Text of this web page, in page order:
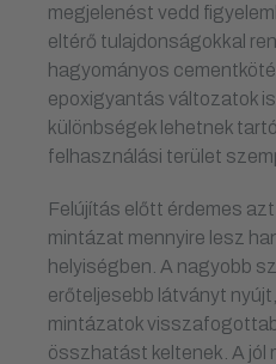
megjelenést vedd
eltérő tulajdonságokkal
hagyományos
epoxigyantás változatok
különbségek lehetnek
felhasználási terület
Felújítás előtt érdemes
mintázat mennyire lesz
helyiségben. A nagyobb
erőteljesebb látványt
mintázatok
összhatást keltenek. A